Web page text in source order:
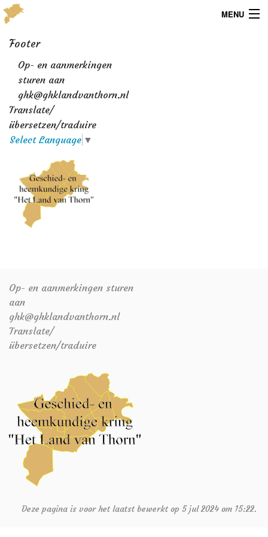
MENU
Menu
Publicaties
Dialect
Locaties
Overig
Verenigingsinfo
Footer
Op- en aanmerkingen
sturen aan
ghk@ghklandvanthorn.nl
Translate/
übersetzen/traduire
Select Language ▼
Op- en aanmerkingen sturen
aan
ghk@ghklandvanthorn.nl
Translate/
übersetzen/traduire
Deze pagina is voor het laatst bewerkt op 5 jul 2024 om 15:22.